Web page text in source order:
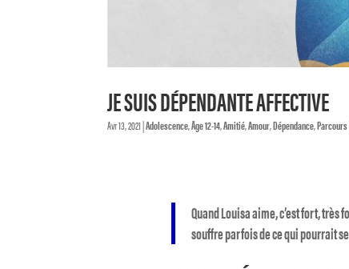
JE SUIS DÉPENDANTE AFFECTIVE
Avr 13, 2021|Adolescence,Âge 12-14,Amitié,Amour,Dépendance,Parcours
Quand Louisa aime, c’est fort,
souffre parfois de ce qui pourrait